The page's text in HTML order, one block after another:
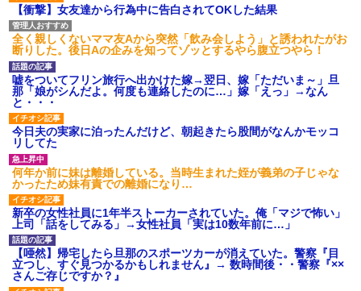
【衝撃】女友達から行為中に告白されてOKした結果
全く親しくないママ友Aから突然「飲み会しよう」と誘われたがお
断りした。後日Aの企みを知ってゾッとするやら腹立つやら！
嘘をついてフリン旅行へ出かけた嫁→翌日、嫁「ただいま～」旦
那「娘がシんだよ。何度も連絡したのに…」嫁「えっ」→なん
と・・・
今日夫の実家に泊ったんだけど、朝起きたら股間がなんかモッコ
リしてた
何年か前に妹は離婚している。当時生まれた姪が義弟の子じゃな
かったため妹有責での離婚になり…
新卒の女性社員に1年半ストーカーされていた。俺「マジで怖い」
上司「話をしてみる」→女性社員「実は10数年前に…」
【唖然】帰宅したら旦那のスポーツカーが消えていた。警察『目
立つし、すぐ見つかるかもしれません』→ 数時間後・・警察『××
さんご存じですか？』